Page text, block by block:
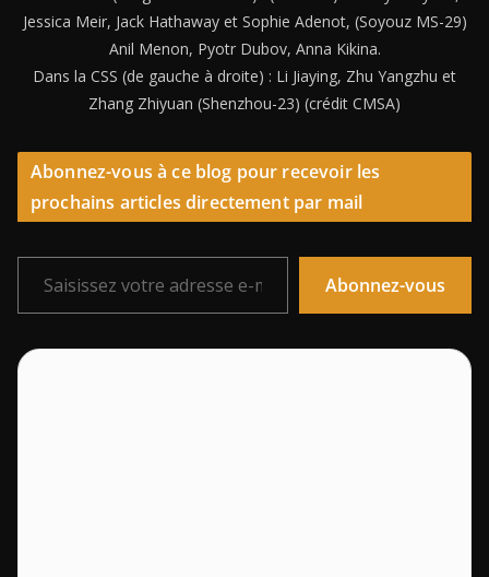
Jessica Meir, Jack Hathaway et Sophie Adenot, (Soyouz MS-29)
Anil Menon, Pyotr Dubov, Anna Kikina.
Dans la CSS (de gauche à droite) : Li Jiaying, Zhu Yangzhu et
Zhang Zhiyuan (Shenzhou-23) (crédit CMSA)
Abonnez-vous à ce blog pour recevoir les
prochains articles directement par mail
Saisissez votre adresse e-mail…
Abonnez-vous